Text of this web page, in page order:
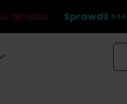
i biznesu! Sprawdź >>>